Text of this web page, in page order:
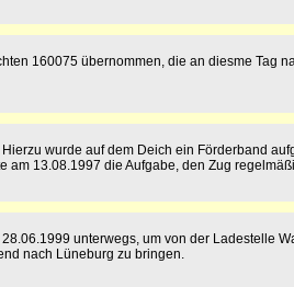
160075 übernommen, die an diesme Tag
wurde auf dem Deich ein Förderband
13.08.1997 die Aufgabe, den Zug
unterwegs, um von der Ladestelle
nach Lüneburg zu bringen.